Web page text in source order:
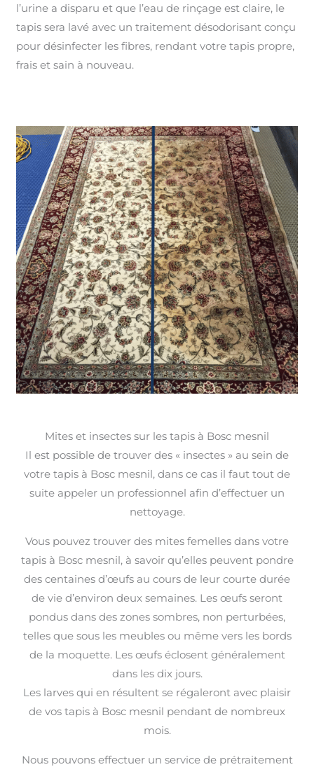
l’urine a disparu et que l’eau de rinçage est claire, le
tapis sera lavé avec un traitement désodorisant conçu
pour désinfecter les fibres, rendant votre tapis propre,
frais et sain à nouveau.
Mites et insectes sur les tapis à Bosc mesnil
Il est possible de trouver des « insectes » au sein de
votre tapis à Bosc mesnil, dans ce cas il faut tout de
suite appeler un professionnel afin d’effectuer un
nettoyage.
Vous pouvez trouver des mites femelles dans votre
tapis à Bosc mesnil, à savoir qu’elles peuvent pondre
des centaines d’œufs au cours de leur courte durée
de vie d’environ deux semaines. Les œufs seront
pondus dans des zones sombres, non perturbées,
telles que sous les meubles ou même vers les bords
de la moquette. Les œufs éclosent généralement
dans les dix jours.
Les larves qui en résultent se régaleront avec plaisir
de vos tapis à Bosc mesnil pendant de nombreux
mois.
Nous pouvons effectuer un service de prétraitement